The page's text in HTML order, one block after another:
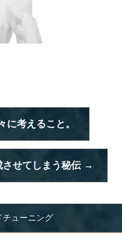
に考えること。
せてしまう秘伝 →
チューニング